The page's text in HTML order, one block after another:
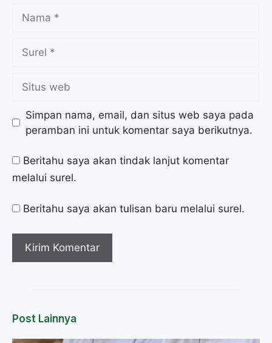
Simpan nama, email, dan situs web saya pada
peramban ini untuk komentar saya berikutnya.
Beritahu saya akan tindak lanjut komentar
melalui surel.
Beritahu saya akan tulisan baru melalui surel.
Post Lainnya